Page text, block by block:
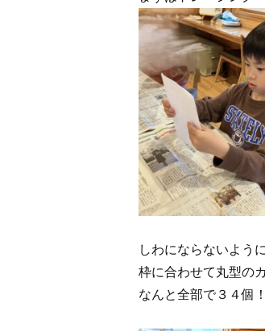
しわにならないよう
枠に合わせて丸型の
なんと全部で３４個